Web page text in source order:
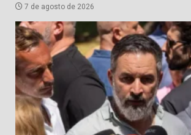
7 de agosto de 2026